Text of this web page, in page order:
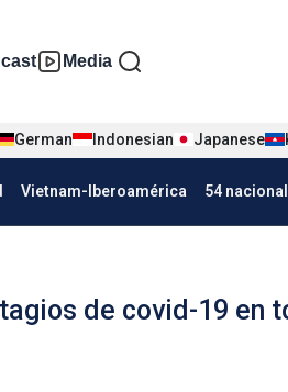
tiện tiếng Tây
Media
German Indonesian Japanese
Nha
Vietnam-Iberoamérica 54
de covid-19 en